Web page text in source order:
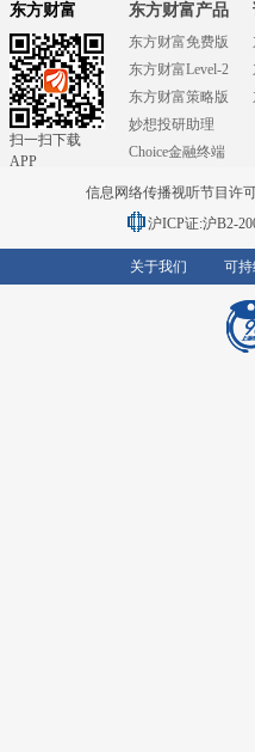
东方财富
扫一扫下载
APP
东方财富产品
东方财富免费版
东方财富Level-2
东方财富策略版
妙想投研助理
Choice金融终端
信息网络传播视听节目许
沪ICP证:沪B2-
关于我们 可持